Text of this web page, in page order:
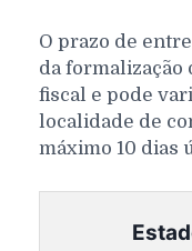
O prazo de
da formalização
fiscal e pode
localidade de
máximo 10 dias